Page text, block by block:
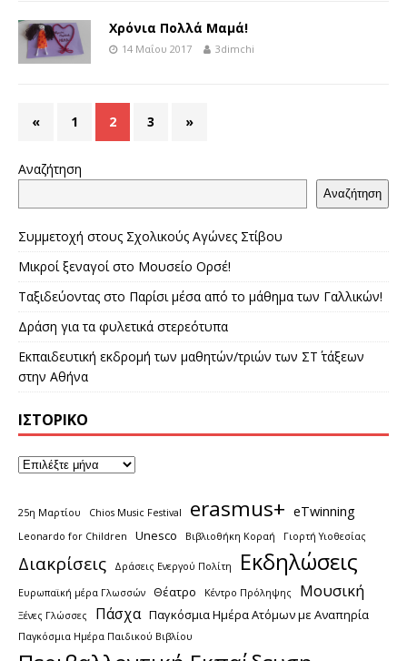
Χρόνια Πολλά Μαμά!
14 Μαΐου 2017 3dimchi
« 1 2 3 »
Αναζήτηση
Αναζήτηση
Συμμετοχή στους Σχολικούς Αγώνες Στίβου
Μικροί ξεναγοί στο Μουσείο Ορσέ!
Ταξιδεύοντας στο Παρίσι μέσα από το μάθημα των Γαλλικών!
Δράση για τα φυλετικά στερεότυπα
Εκπαιδευτική εκδρομή των μαθητών/τριών των ΣΤ΄ τάξεων
στην Αθήνα
ΙΣΤΟΡΙΚΌ
25η Μαρτίου Chios Music Festival erasmus+ eTwinning
Leonardo for Children Unesco Βιβλιοθήκη Κοραή Γιορτή Υιοθεσίας
Διακρίσεις Δράσεις Ενεργού Πολίτη Εκδηλώσεις
Ευρωπαϊκή μέρα Γλωσσών Θέατρο Κέντρο Πρόληψης Μουσική
Ξένες Γλώσσες Πάσχα Παγκόσμια Ημέρα Ατόμων με Αναπηρία
Παγκόσμια Ημέρα Παιδικού Βιβλίου